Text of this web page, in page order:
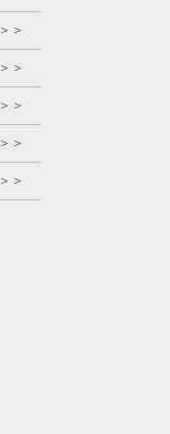
＞＞
＞＞
＞＞
＞＞
＞＞